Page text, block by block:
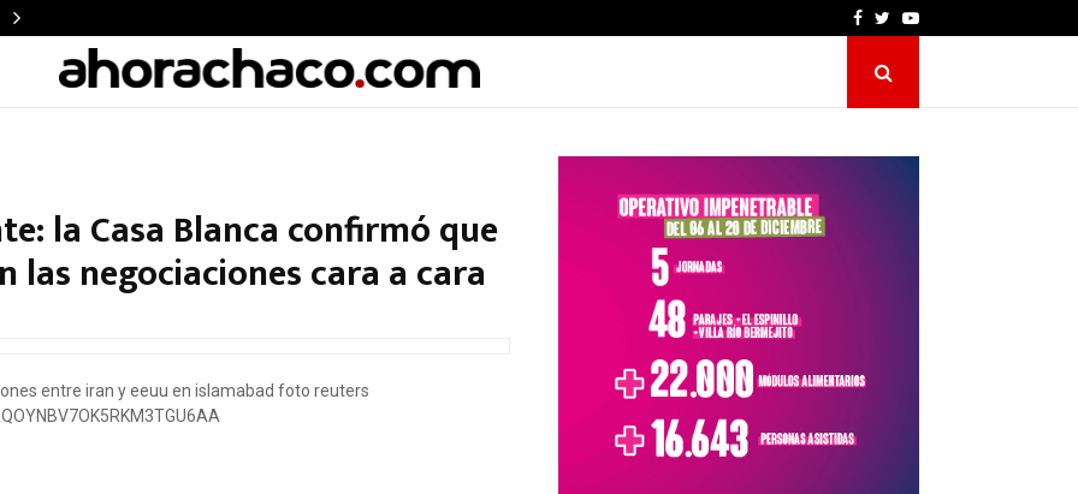
Facebook
TwitterYoutube
la Casa Blanca confirmó que
las negociaciones cara a cara